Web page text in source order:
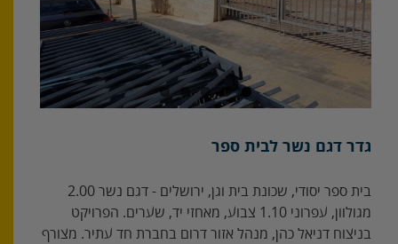
גדר דגם נשר לבית ספר
בית ספר יסודי, שכונת בית וגן, ירושלים - דגם נשר 2.00
מגולוון, עפרוני 1.10 צבוע, מאחזי יד, שערים. הפרויקט
בניצוח דניאל כהן, מנהל אזור דרום בחברת חד עתיר. מצורף